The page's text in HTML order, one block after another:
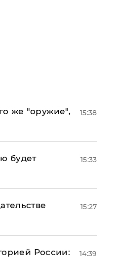
же "оружие",
15:38
будет
15:33
15:27
России:
14:39